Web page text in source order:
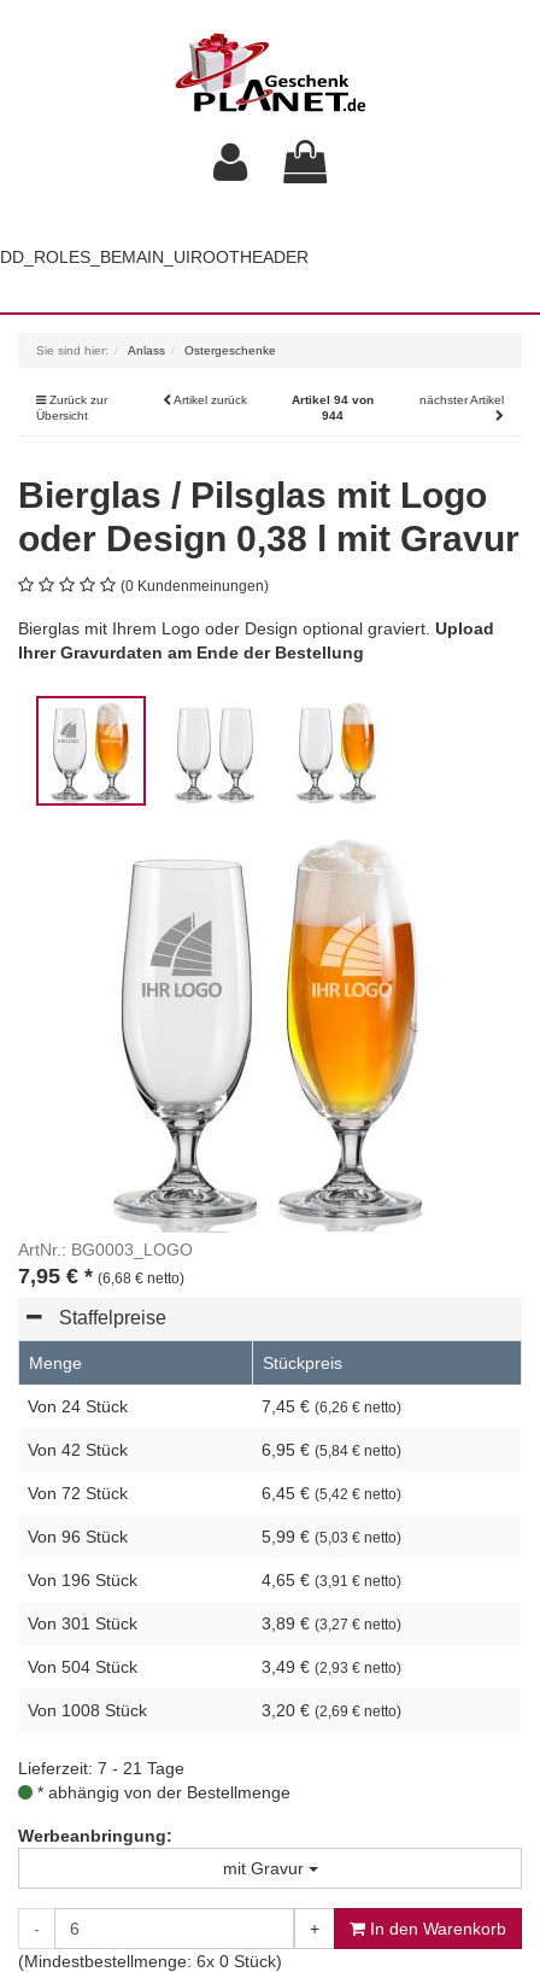
DD_ROLES_BEMAIN_UIROOTHEADER
Sie sind hier: Anlass Ostergeschenke
Zurück zur
Übersicht
Artikel zurück
Artikel 94 von
944
nächster Artikel
Bierglas / Pilsglas mit Logo
oder Design 0,38 l mit Gravur
(0 Kundenmeinungen)
Bierglas mit Ihrem Logo oder Design optional graviert. Upload
Ihrer Gravurdaten am Ende der Bestellung
ArtNr.: BG0003_LOGO
7,95 € * (6,68 € netto)
Staffelpreise
Menge Stückpreis
Von 24 Stück 7,45 € (6,26 € netto)
Von 42 Stück 6,95 € (5,84 € netto)
Von 72 Stück 6,45 € (5,42 € netto)
Von 96 Stück 5,99 € (5,03 € netto)
Von 196 Stück 4,65 € (3,91 € netto)
Von 301 Stück 3,89 € (3,27 € netto)
Von 504 Stück 3,49 € (2,93 € netto)
Von 1008 Stück 3,20 € (2,69 € netto)
Lieferzeit: 7 - 21 Tage
* abhängig von der Bestellmenge
Werbeanbringung:
mit Gravur
- +
In den Warenkorb
(Mindestbestellmenge: 6x 0 Stück)